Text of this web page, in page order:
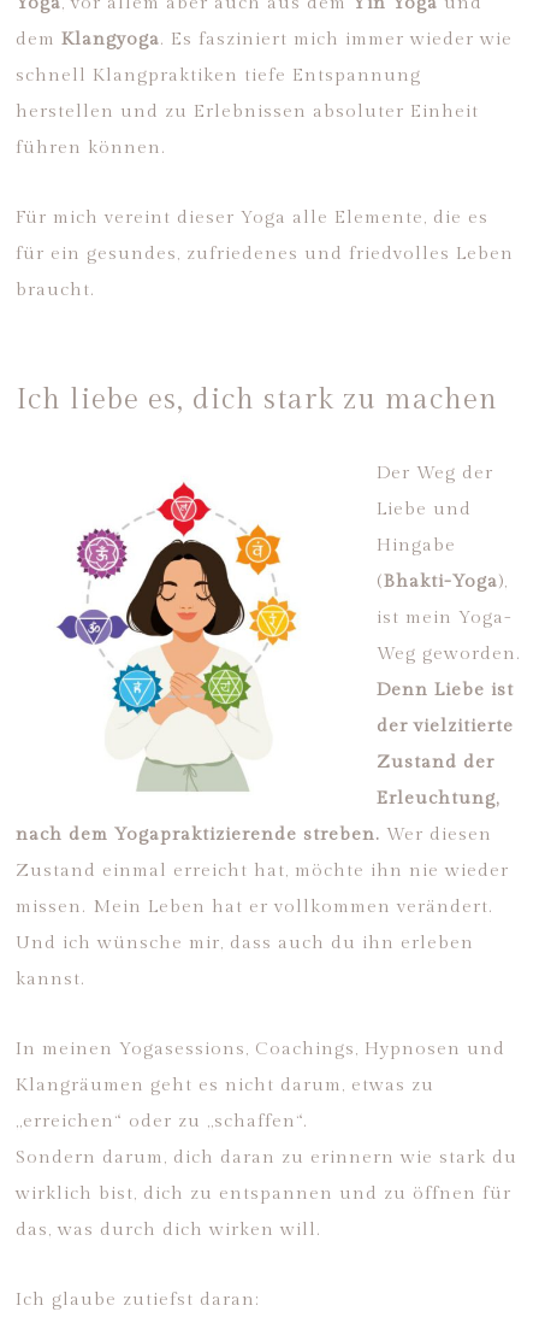
demKlangyoga. Es fasziniert mich immer wieder wie
schnell Klangpraktiken tiefe Entspannung
herstellen und zu Erlebnissen absoluter Einheit
führen können.
Für mich vereint dieser Yoga alle Elemente, die es
für ein gesundes, zufriedenes und friedvolles Leben
braucht.
Ich liebe es, dich stark zu machen
Der Weg der
Liebe und
Hingabe
(Bhakti-Yoga),
ist mein Yoga-
Weg geworden.
Denn Liebe ist
der vielzitierte
Zustand der
Erleuchtung,
nach dem Yogapraktizierende streben. Wer diesen
Zustand einmal erreicht hat, möchte ihn nie wieder
missen. Mein Leben hat er vollkommen verändert.
Und ich wünsche mir, dass auch du ihn erleben
kannst.
In meinen Yogasessions, Coachings, Hypnosen und
Klangräumen geht es nicht darum, etwas zu
„erreichen“ oder zu „schaffen“.
Sondern darum, dich daran zu erinnern wie stark du
wirklich bist, dich zu entspannen und zu öffnen für
das, was durch dich wirken will.
Ich glaube zutiefst daran: